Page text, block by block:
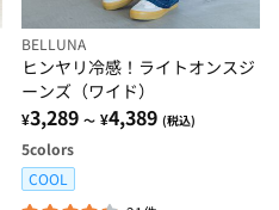
BELLUNA
ヒンヤリ冷感！ライトオンスジ
ーンズ（ワイド）
¥3,289 ～ ¥4,389 (税込)
5colors
COOL